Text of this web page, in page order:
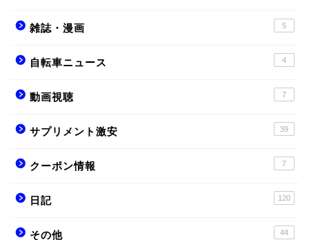
雑誌・漫画 5
自転車ニュース 4
動画視聴 7
サプリメント激安 39
クーポン情報 7
日記 120
その他 44